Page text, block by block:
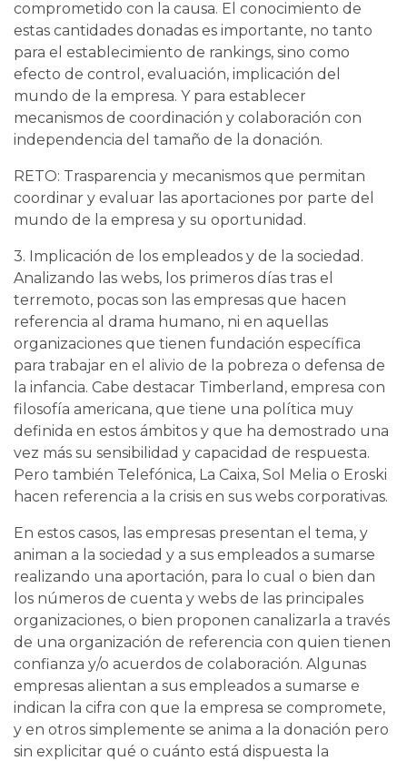
comprometido con la causa. El conocimiento de
estas cantidades donadas es importante, no tanto
para el establecimiento de rankings, sino como
efecto de control, evaluación, implicación del
mundo de la empresa. Y para establecer
mecanismos de coordinación y colaboración con
independencia del tamaño de la donación.
RETO: Trasparencia y mecanismos que permitan
coordinar y evaluar las aportaciones por parte del
mundo de la empresa y su oportunidad.
3. Implicación de los empleados y de la sociedad.
Analizando las webs, los primeros días tras el
terremoto, pocas son las empresas que hacen
referencia al drama humano, ni en aquellas
organizaciones que tienen fundación específica
para trabajar en el alivio de la pobreza o defensa de
la infancia. Cabe destacar Timberland, empresa con
filosofía americana, que tiene una política muy
definida en estos ámbitos y que ha demostrado una
vez más su sensibilidad y capacidad de respuesta.
Pero también Telefónica, La Caixa, Sol Melia o Eroski
hacen referencia a la crisis en sus webs corporativas.
En estos casos, las empresas presentan el tema, y
animan a la sociedad y a sus empleados a sumarse
realizando una aportación, para lo cual o bien dan
los números de cuenta y webs de las principales
organizaciones, o bien proponen canalizarla a través
de una organización de referencia con quien tienen
confianza y/o acuerdos de colaboración. Algunas
empresas alientan a sus empleados a sumarse e
indican la cifra con que la empresa se compromete,
y en otros simplemente se anima a la donación pero
sin explicitar qué o cuánto está dispuesta la